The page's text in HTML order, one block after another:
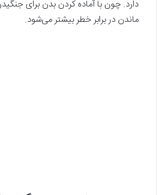
دارد. چون با آماده کردن بدن برای
ماندن در برابر خطر بیشتر می‌شود.